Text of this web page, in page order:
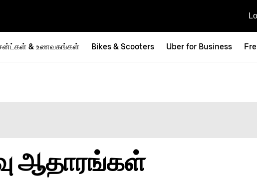
& உணவகங்கள் Bikes & Scooters Uber for Business
ஆதாரங்கள்